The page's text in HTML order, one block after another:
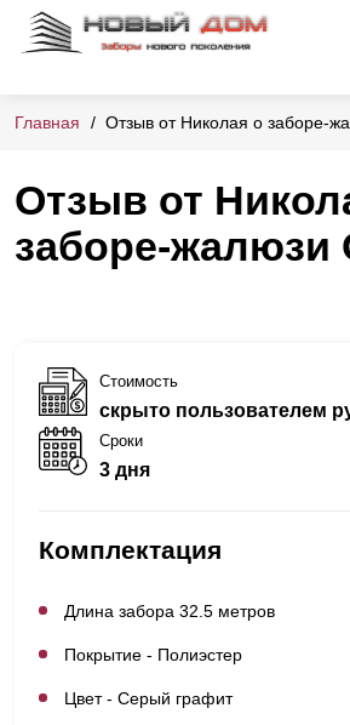
Главная Отзыв от Николая о заборе-
Отзыв от
заборе-жалюзи
Стоимость
скрыто пользователем
Сроки
3 дня
Комплектация
Длина забора 32.5 метров
Покрытие - Полиэстер
Цвет - Серый графит